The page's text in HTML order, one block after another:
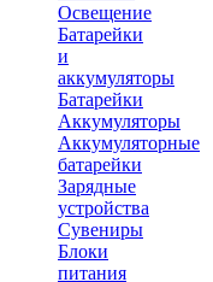
Освещение
Батарейки
и
аккумуляторы
Батарейки
Аккумуляторы
Аккумуляторные
батарейки
Зарядные
устройства
Сувениры
Блоки
питания